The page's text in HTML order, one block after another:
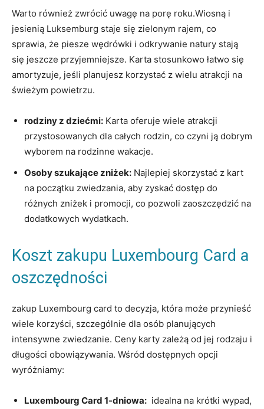
Warto ⁤również⁢ zwrócić uwagę na porę roku.Wiosną i
jesienią Luksemburg‌ staje się zielonym rajem, co
⁤sprawia, że piesze ‌wędrówki i ​odkrywanie natury⁤ stają ​
się jeszcze przyjemniejsze. Karta stosunkowo łatwo się
amortyzuje, jeśli planujesz⁣ korzystać z ‍wielu atrakcji na
świeżym powietrzu.
rodziny z dziećmi: Karta oferuje​ wiele atrakcji
przystosowanych dla całych rodzin, co czyni ją dobrym
wyborem na rodzinne⁤ wakacje.
Osoby szukające zniżek: Najlepiej skorzystać z kart
na początku zwiedzania, aby zyskać dostęp do
różnych zniżek i ⁢promocji, co ⁤pozwoli zaoszczędzić na
dodatkowych‍ wydatkach.
Koszt⁢ zakupu⁢ Luxembourg Card a
oszczędności
zakup Luxembourg‌ card‌ to ⁢decyzja, która może przynieść
wiele korzyści, szczególnie dla osób planujących
intensywne ‌zwiedzanie. Ceny ​karty zależą od jej rodzaju i
długości obowiązywania. Wśród dostępnych opcji
wyróżniamy:
Luxembourg Card 1-dniowa: ⁣ idealna ⁢na krótki wypad,